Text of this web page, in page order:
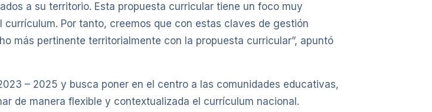
a su territorio. Esta propuesta curricular tiene un foco muy
Por tanto, creemos que con estas claves de gestión
más pertinente territorialmente con la propuesta curricular”, apuntó
– 2025 y busca poner en el centro a las comunidades educativas,
de manera flexible y contextualizada el currículum nacional.